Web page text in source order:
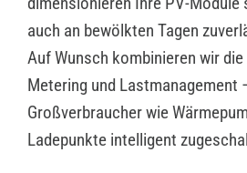
auch an bewölkten Tagen
Auf Wunsch kombinieren wir
Metering und Lastmanagement
Großverbraucher wie
Ladepunkte intelligent